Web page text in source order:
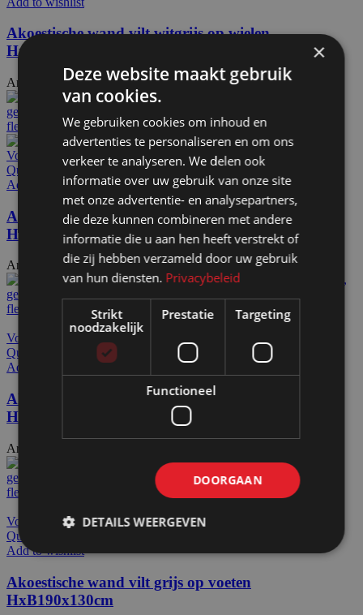
Akoestische wand vilt witgrijs op wielen
HxB197x130cm
Artikelnummer: 155000€492,00 Excl. BTW
Voeg toe aan offerteaanvraag
Quick view
Add to wishlist
Akoestische wand vilt zwart op voeten
HxB190x130cm
Artikelnummer: 155105€444,00 Excl. BTW
Voeg toe aan offerteaanvraag
Quick view
Add to wishlist
Akoestische wand vilt donkergroen op voeten
HxB190x130cm
Artikelnummer: 155115
Voeg toe aan offerteaanvraag
Quick view
Add to wishlist
Akoestische wand vilt grijs op voeten
HxB190x130cm
×
Deze website maakt gebruik
van cookies.
We gebruiken cookies om inhoud en
advertenties te personaliseren en om ons
verkeer te analyseren. We delen ook
informatie over uw gebruik van onze site
met onze advertentie- en analysepartners,
die deze kunnen combineren met andere
informatie die u aan hen heeft verstrekt of
die zij hebben verzameld door uw gebruik
van hun diensten. Privacybeleid
Strikt
noodzakelijk
Prestatie Targeting
Functioneel
DOORGAAN
DETAILS WEERGEVEN